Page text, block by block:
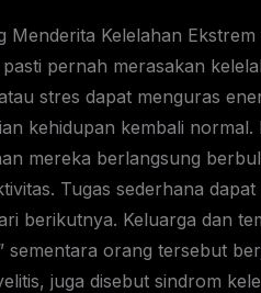
pasien terlihat “baik-baik saja” untuk waktu singkat. Mereka mungkin dapat bertahan untuk janji temu, kemudian kolaps di rumah nanti. Klinisi juga sering berfokus pada hasil laboratorium karena mereka menginginkan sesuatu yang dapat diukur. Namun diagnosis bergantung pada riwayat gejala dan pengecualian yang hati-hati. CDC mencatat bahwa ME/CFS tidak memiliki satu tes konfirmasi tunggal, yang memperumit perawatan. CDC juga melaporkan kesenjangan diagnosis yang sangat besar, dengan lebih dari 9 dari 10 orang tetap tidak terdiagnosis. Estimasi prevalensi berkisar dari 836.000 hingga 3,3 juta orang di AS. Angka-angka tersebut menunjukkan jutaan orang hidup dengan keterbatasan yang melumpuhkan, seringkali tanpa nama penyakit. CDC juga memperkirakan biaya ekonomi sebesar $18 hingga $51 miliar setiap tahun, termasuk biaya medis dan hilangnya pendapatan. Oleh karena itu, kurangnya pengakuan merugikan baik pasien maupun masyarakat. Kondisi ini menciptakan lingkaran setan bagi penderitanya. Tanpa diagnosis yang jelas, mereka kesulitan mendapatkan dukungan dari sistem kesehatan, tempat kerja, dan bahkan orang-orang terdekat. Banyak yang menghabiskan bertahun-tahun berkeliling dari satu dokter ke dokter lain, mencari jawaban yang sering kali tidak pernah datang. Frustrasi ini tidak hanya mempengaruhi kesehatan fisik, tetapi juga kesehatan mental mereka. Mereka mulai mempertanyakan diri sendiri, bertanya-tanya apakah ini semua ada di kepala mereka, meskipun tubuh mereka dengan jelas memberi sinyal bahwa ada sesuatu yang sangat salah. Kejatuhan yang Menjadi Ciri Khas ME/CFS memiliki fitur yang mendefinisikan yang mengubah segalanya: post-exertional malaise atau PEM. Banyak pasien dapat menoleransi suatu aktivitas pada saat itu, kemudian kolaps kemudian. Kejatuhan dapat terjadi setelah berbelanja, percakapan, atau upaya mental. MedlinePlus menggambarkan PEM dengan jelas: gejala Anda memburuk setelah aktivitas fisik atau mental apa pun. Itulah mengapa orang dengan ME/CFS sering takut melakukan terlalu banyak. Mereka telah belajar bahwa upaya dapat memicu hukuman yang tidak dapat dibayar oleh tubuh mereka. Klinisi menggunakan kelompok gejala inti untuk memisahkan ME/CFS dari kelelahan biasa. Kriteria berbasis IOM dari CDC mencakup pengurangan aktivitas besar, PEM, dan tidur yang tidak menyegarkan. Ini juga mencakup gangguan kognitif atau intoleransi ortostatik. Yang penting, PEM dapat tertunda. CDC menjelaskan bahwa gejala biasanya memburuk 12 hingga 48 jam setelah aktivitas. CDC juga menyatakan PEM dapat berlangsung selama berhari-hari atau bahkan berminggu-minggu. Waktu ini membingungkan keluarga dan tempat kerja. Seseorang mungkin terlihat mampu pada hari Selasa, kemudian tidak dapat berfungsi pada hari Kamis. Tidur menambah jebakan lain. Orang mungkin tidur berjam-jam, namun bangun dalam keadaan kelelahan. Kabut otak dapat memperlambat bicara, memori, dan pengambilan keputusan. Berdiri juga dapat memicu pusing atau hampir pingsan. Fitur-fitur ini bergabung menjadi gangguan regulasi energi, bukan kurangnya kemauan. Bayangkan mencoba menjalani hari dengan baterai yang tidak pernah terisi penuh, dan setiap usaha kecil menguras lebih banyak daya daripada yang seharusnya. Inilah realitas harian bagi mereka yang hidup dengan ME/CFS. Mereka harus menghitung setiap tindakan, setiap interaksi, setiap aktivitas, karena mereka tahu bahwa melampaui batas mereka berarti membayar harga yang mahal dalam beberapa hari ke depan. Diagnosis Tanpa Tes Sederhana Diagnosis dapat terasa seperti pekerjaan detektif, karena klinisi harus menyatukan gejala. Banyak orang menjalankan tes laboratorium standar dan mendengar, “Semuanya terlihat normal.” Umpan balik itu dapat terasa seperti kegagalan pribadi. Namun ME/CFS sering tidak mengumumkan dirinya melalui satu kelainan lab.